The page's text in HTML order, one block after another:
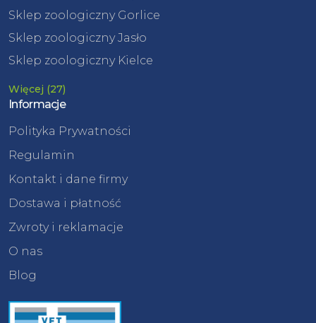
Sklep zoologiczny Gorlice
Sklep zoologiczny Jasło
Sklep zoologiczny Kielce
Więcej (27)
Informacje
Polityka Prywatności
Regulamin
Kontakt i dane firmy
Dostawa i płatność
Zwroty i reklamacje
O nas
Blog